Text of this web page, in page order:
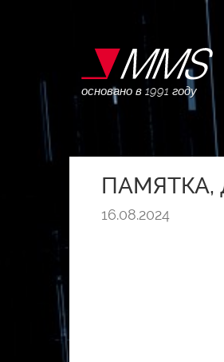
основано в 1991 году
ПАМЯТКА,
16.08.2024